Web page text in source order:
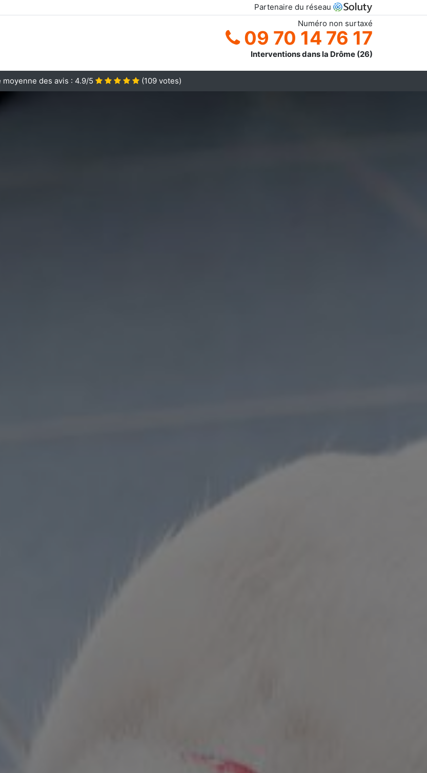
Partenaire du réseau
Numéro non surtaxé
09 70 14 76 17
Interventions dans la Drôme (26)
moyenne des avis : 4.9/5 (109 votes)